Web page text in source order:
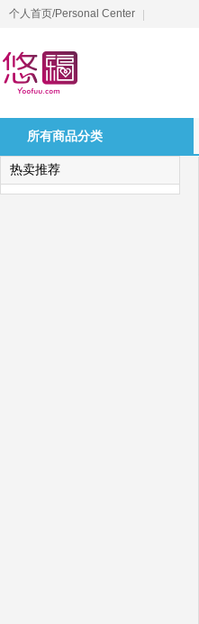
个人首页/Personal Center
所有商品分类
热卖推荐